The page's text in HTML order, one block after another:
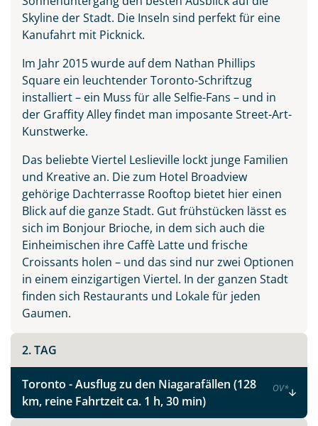
Skyline der Stadt. Die Inseln sind perfekt für eine
Kanufahrt mit Picknick.
Im Jahr 2015 wurde auf dem Nathan Phillips
Square ein leuchtender Toronto-Schriftzug
installiert – ein Muss für alle Selfie-Fans – und in
der Graffity Alley findet man imposante Street-Art-
Kunstwerke.
Das beliebte Viertel Leslieville lockt junge Familien
und Kreative an. Die zum Hotel Broadview
gehörige Dachterrasse Rooftop bietet hier einen
Blick auf die ganze Stadt. Gut frühstücken lässt es
sich im Bonjour Brioche, in dem sich auch die
Einheimischen ihre Caffè Latte und frische
Croissants holen – und das sind nur zwei Optionen
in einem einzigartigen Viertel. In der ganzen Stadt
finden sich Restaurants und Lokale für jeden
Gaumen.
2. TAG
Toronto - Ausflug zu den Niagarafällen (128
km, reine Fahrtzeit ca. 1 h, 30 min)
OV*